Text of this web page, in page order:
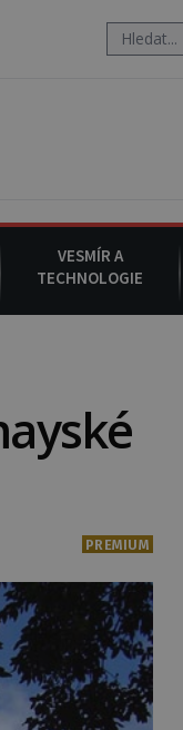
oblíbené
VESMÍR A
TECHNOLOGIE
PREMIUM